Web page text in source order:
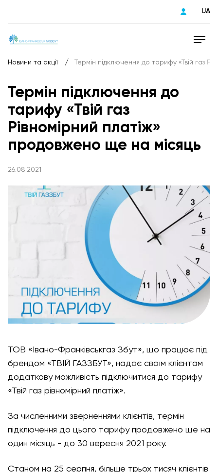
UA
Новини та акції / Термін підключення до тарифу «Твій газ
Термін підключення до
тарифу «Твій газ
Рівномірний платіж»
продовжено ще на місяць
26.08.2021
ТОВ «Івано-Франківськгаз Збут», що працює під
брендом «ТВІЙ ГАЗЗБУТ», надає своїм клієнтам
додаткову можливість підключитися до тарифу
«Твій газ рівномірний платіж».
За численними зверненнями клієнтів, термін
підключення до цього тарифу продовжено ще на
один місяць - до 30 вересня 2021 року.
Станом на 25 серпня, більше трьох тисяч клієнтів